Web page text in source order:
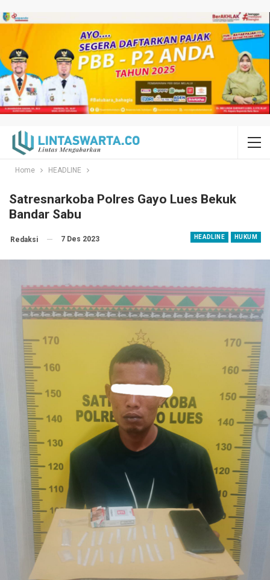
Home HEADLINE
Satresnarkoba Polres Gayo Lues Bekuk
Bandar Sabu
HEADLINE HUKUM
Redaksi 7 Des 2023